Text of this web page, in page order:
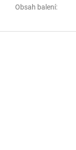
Obsah balení: